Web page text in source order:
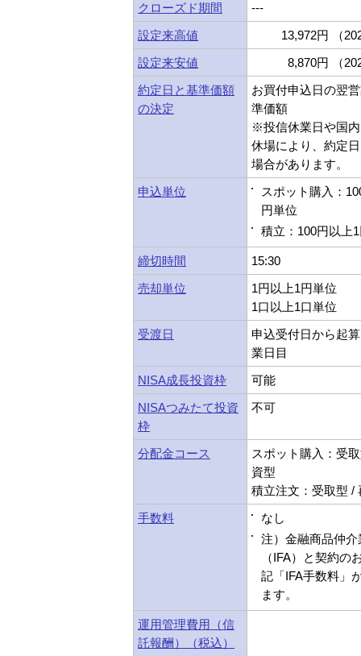
クローズド期間
---
設定来高値
13,972円 （
設定来安値
8,870円 （
約定日と基準価額
の決定
お買付申込日の翌
準価額
※投信休業日や国
休場により、約定
場合があります。
申込単位
スポット購入：
円単位
積立：100円以上
締切時間
15:30
売却単位
1円以上1円単位
1口以上1口単位
受渡日
申込受付日から起
業日目
NISA成長投資枠
可能
NISAつみたて投資
枠
不可
分配金コース
スポット購入：受
資型
積立注文：受取型 /
手数料
なし
注）金融商品仲介
（IFA）と契約の
記「IFA手数料」
ます。
運用管理費用（信
託報酬）（税込）